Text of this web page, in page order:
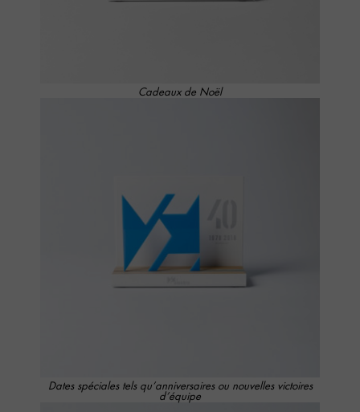
Cadeaux de Noël
Dates spéciales tels qu’anniversaires ou nouvelles victoires
d’équipe